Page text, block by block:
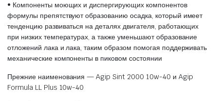
• Компоненты моющих и диспергирующих компонентов
формулы препятствуют образованию осадка, который имеет
тенденцию развиваться на деталях двигателя, работающих
при низких температурах, а также уменьшают образование
отложений лака и лака, таким образом помогая поддерживать
механические компоненты в пиковом состоянии
Прежние наименования — Agip Sint 2000 10w-40 и Agip
Formula LL Plus 10w-40